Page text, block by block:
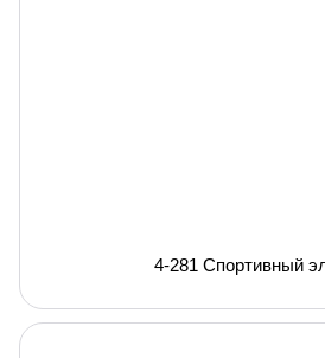
4-281 Спортивный